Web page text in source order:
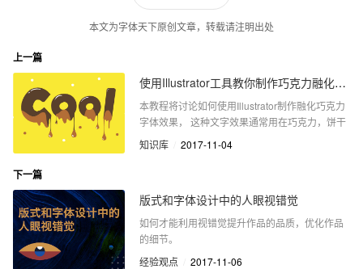
本文为字体天下原创文章，转载请注明出处
上一篇
使用Illustrator工具教你制作巧克力融化字体效果
本教程将讨论如何使用Illustrator制作融化巧克力
字体效果， 这种文字效果通常用在巧克力，饼干
和糖果的包装设计中。
知识库 2017-11-04
下一篇
版式和字体设计中的人眼视错觉
如何才能利用视错觉提升作品的品质，优化作品
的细节。
经验观点
2017-11-06